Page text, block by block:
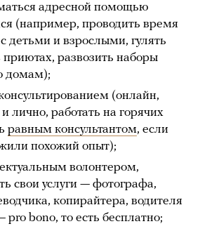
адресной помощью
(например, проводить время
детьми и взрослыми, гулять
приютах, развозить наборы
домам);
(онлайн,
лично, работать на горячих
равным консультантом, если
похожий опыт);
волонтером,
свои услуги — фотографа,
копирайтера, водителя
pro bono, то есть бесплатно;